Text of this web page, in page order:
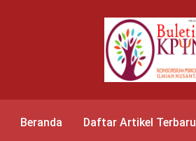
Beranda Daftar Artikel Terbaru